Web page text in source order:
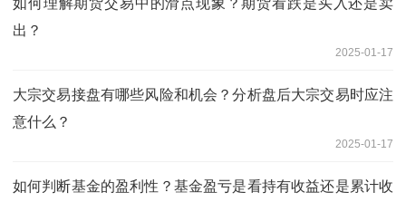
出？
2025-01-17
大宗交易接盘有哪些风险和机会？分析盘后大宗交易时应注
意什么？
2025-01-17
如何判断基金的盈利性？基金盈亏是看持有收益还是累计收